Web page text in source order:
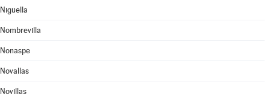
Nigüella
Nombrevilla
Nonaspe
Novallas
Novillas